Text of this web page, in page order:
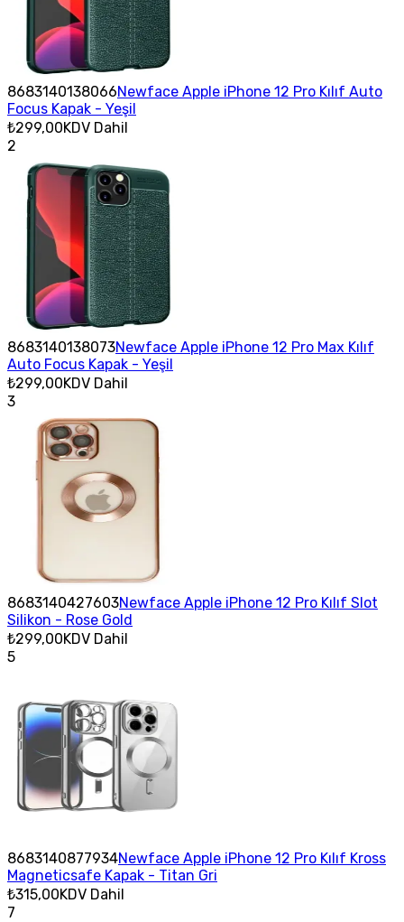
8683140138066Newface Apple iPhone 12 Pro Kılıf Auto
Focus Kapak - Yeşil
₺299,00KDV Dahil
2
8683140138073Newface Apple iPhone 12 Pro Max Kılıf
Auto Focus Kapak - Yeşil
₺299,00KDV Dahil
3
8683140427603Newface Apple iPhone 12 Pro Kılıf Slot
Silikon - Rose Gold
₺299,00KDV Dahil
5
8683140877934Newface Apple iPhone 12 Pro Kılıf Kross
Magneticsafe Kapak - Titan Gri
₺315,00KDV Dahil
7